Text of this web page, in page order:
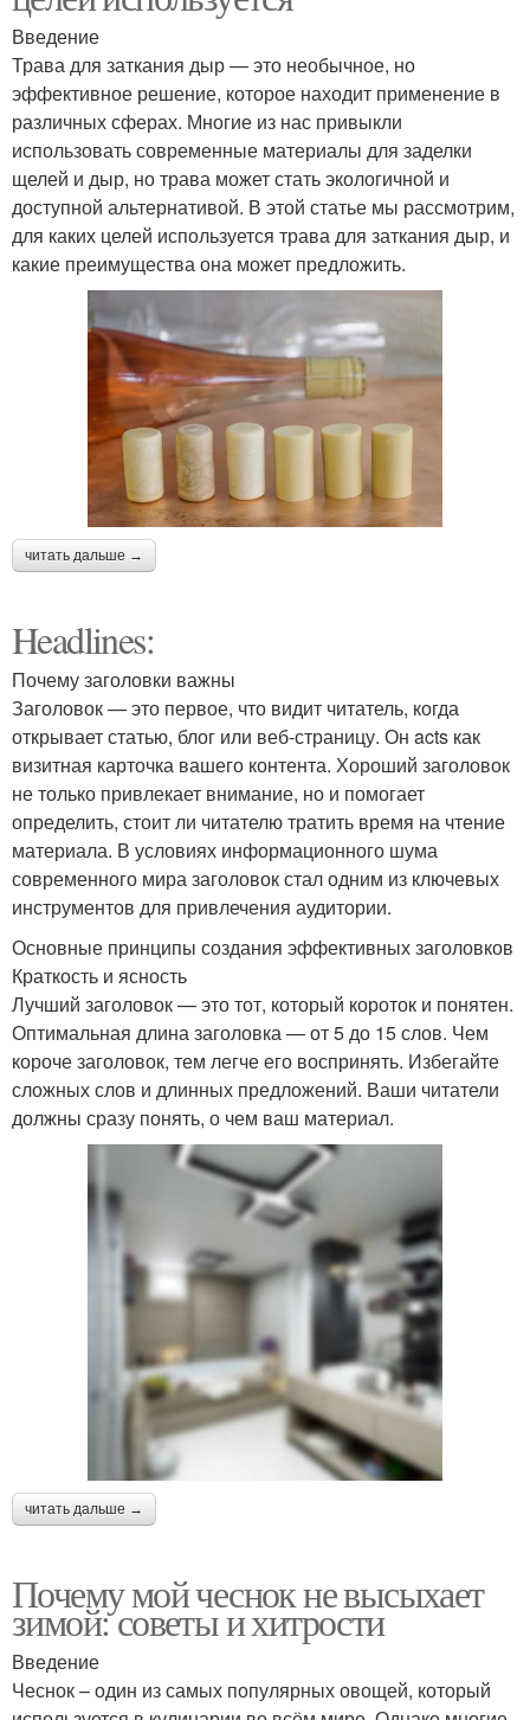
Введение
Трава для заткания дыр — это необычное, но
эффективное решение, которое находит применение в
различных сферах. Многие из нас привыкли
использовать современные материалы для заделки
щелей и дыр, но трава может стать экологичной и
доступной альтернативой. В этой статье мы рассмотрим,
для каких целей используется трава для заткания дыр, и
какие преимущества она может предложить.
читать дальше →
Headlines:
Почему заголовки важны
Заголовок — это первое, что видит читатель, когда
открывает статью, блог или веб-страницу. Он acts как
визитная карточка вашего контента. Хороший заголовок
не только привлекает внимание, но и помогает
определить, стоит ли читателю тратить время на чтение
материала. В условиях информационного шума
современного мира заголовок стал одним из ключевых
инструментов для привлечения аудитории.
Основные принципы создания эффективных заголовков
Краткость и ясность
Лучший заголовок — это тот, который короток и понятен.
Оптимальная длина заголовка — от 5 до 15 слов. Чем
короче заголовок, тем легче его воспринять. Избегайте
сложных слов и длинных предложений. Ваши читатели
должны сразу понять, о чем ваш материал.
читать дальше →
Почему мой чеснок не высыхает
зимой: советы и хитрости
Введение
Чеснок – один из самых популярных овощей, который